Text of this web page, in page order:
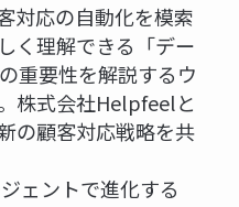
対応の自動化を模索
く理解できる「デー
重要性を解説するウ
株式会社Helpfeelと
の顧客対応戦略を共
ェントで進化する